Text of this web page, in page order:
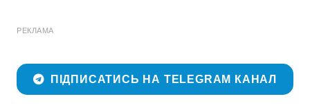
РЕКЛАМА
ПІДПИСАТИСЬ НА TELEGRAM КАНАЛ